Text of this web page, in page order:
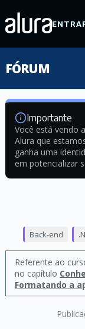
FÓRUM
Importante
Você está vendo
Alura que
ganha uma
em potencializar
Back-end
Referente ao
no capítulo
Formatando a